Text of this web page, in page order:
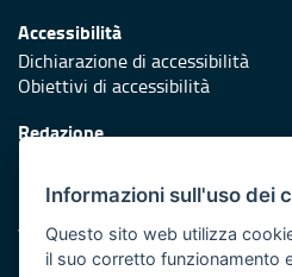
Accessibilità
Dichiarazione di accessibilità
Obiettivi di accessibilità
Redazione
Protezione civile
Vai al sito di Protezione Civile
Informazioni sull'uso dei
Questo sito web utilizza
il suo corretto funzionamento